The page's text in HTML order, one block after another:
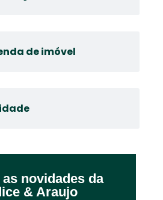
de imóvel
as novidades da
& Araujo